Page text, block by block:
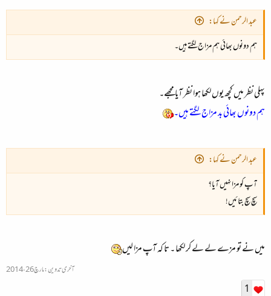
عبد الرحمن نے کہا:
ہم دونوں بھائی ہم مزاج لگتے ہیں۔
پہلی نظر میں کچھ یوں لکھا ہوا نظر آیا مجھے۔
ہم دونوں بھائی بد مزاج لگتے ہیں۔
عبد الرحمن نے کہا:
آپ کو مزا نہیں آیا؟
سچ سچ بتائیں!
میں نے تو مزے لے لے کر لکھا ۔ تا کہ آپ مزا لیں
آخری تدوین:مارچ 26، 2014
1